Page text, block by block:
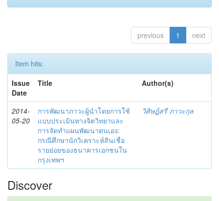
previous 1 next
Item hits:
Issue
Date
Title Author(s)
2014-
05-20
การพัฒนาภาวะผู้นำโดยการใช้
แบบประเมินทางจิตวิทยาและ
การจัดทำแผนพัฒนาตนเอง:
กรณีศึกษานักวิเคราะห์สินเชื่อ
รายย่อยของธนาคารเอกชนใน
กรุงเทพฯ
วิศิษฎ์สรี ภาวะกุล
Discover